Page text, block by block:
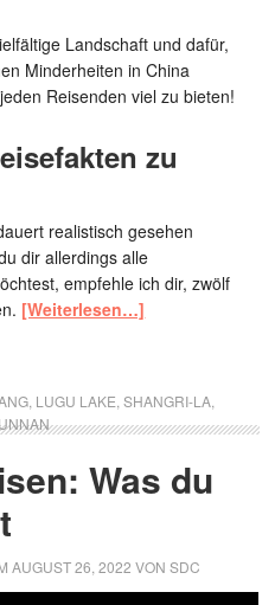
Landschaft und dafür,
Minderheiten in China
Reisenden viel zu bieten!
zu
realistisch gesehen
dir allerdings alle
empfehle ich dir, zwölf
[Weiterlesen…]
LUGU LAKE ,SHANGRI-LA
Was du
AUGUST 26, 2022 VONSDC